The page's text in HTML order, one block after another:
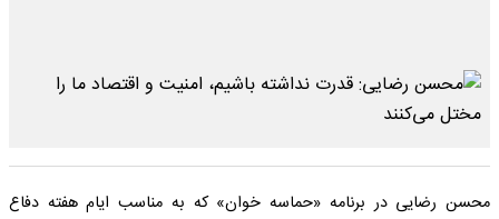
محسن رضایی در برنامه «حماسه خوان» که به مناسب ایام هفته دفاع